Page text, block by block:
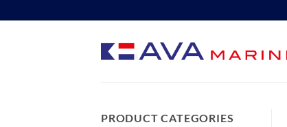
naar
PRODUCT CATEGORIES